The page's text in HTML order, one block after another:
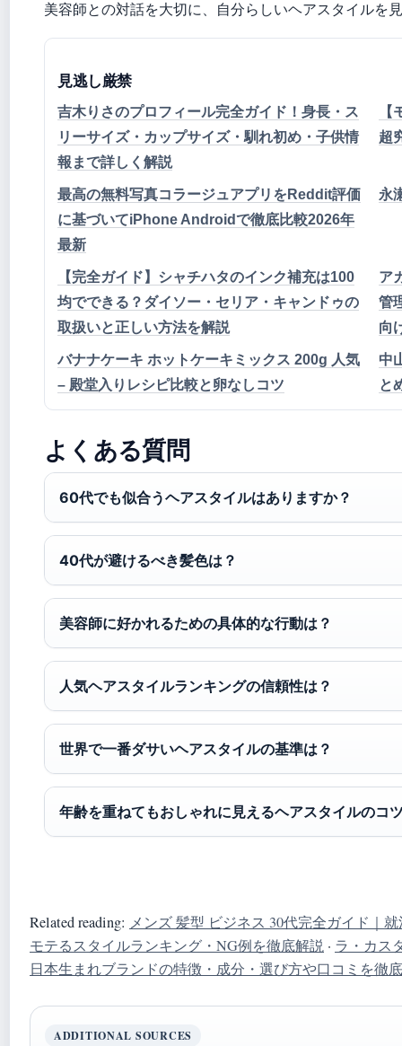
美容師との対話を大切に、自分らしいヘアスタイルを
見逃し厳禁
吉木りさのプロフィール完全ガイド！身長・ス
リーサイズ・カップサイズ・馴れ初め・子供情
報まで詳しく解説
超
最高の無料写真コラージュアプリをReddit評価
に基づいてiPhone Androidで徹底比較2026年
最新
永
【完全ガイド】シャチハタのインク補充は100
均でできる？ダイソー・セリア・キャンドゥの
取扱いと正しい方法を解説
ア
管
向
バナナケーキ ホットケーキミックス 200g 人気
– 殿堂入りレシピ比較と卵なしコツ
中
と
よくある質問
60代でも似合うヘアスタイルはありますか？
40代が避けるべき髪色は？
美容師に好かれるための具体的な行動は？
人気ヘアスタイルランキングの信頼性は？
世界で一番ダサいヘアスタイルの基準は？
年齢を重ねてもおしゃれに見えるヘアスタイルのコ
Related reading: メンズ 髪型 ビジネス 30代完全ガイド｜
モテるスタイルランキング・NG例を徹底解説 · ラ・カス
日本生まれブランドの特徴・成分・選び方や口コミを徹
ADDITIONAL SOURCES